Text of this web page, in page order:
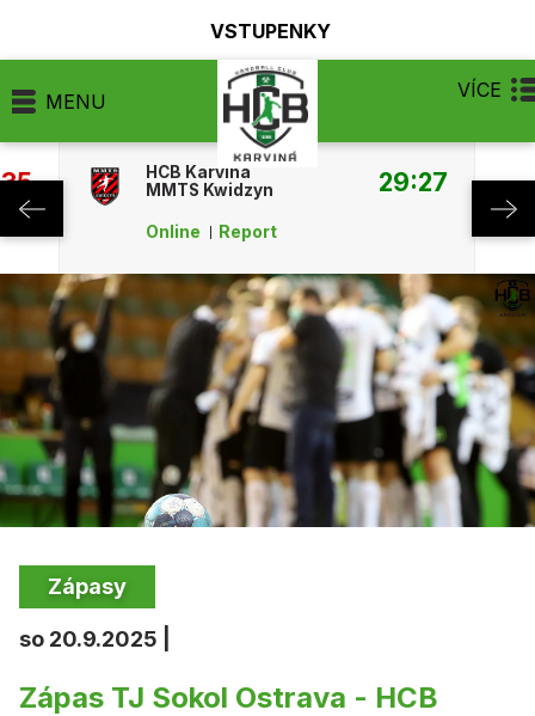
VSTUPENKY
MENU VÍCE
HCB Karviná
MMTS Kwidzyn
29:27
Online Report
Zápasy
so 20.9.2025 |
Zápas TJ Sokol Ostrava - HCB